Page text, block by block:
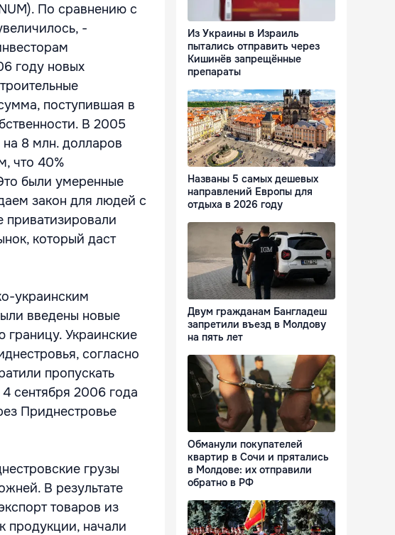
По сравнению с
-
году новых
поступившая в
В 2005
8 млн. долларов
что 40%
были умеренные
закон для людей с
который даст
украинским
введены новые
границу. Украинские
согласно
пропускать
сентября 2006 года
Приднестровье
грузы
В результате
товаров из
продукции, начали
Из Украины в Израиль
пытались отправить через
Кишинёв запрещённые
препараты
Названы 5 самых дешевых
направлений Европы для
отдыха в 2026 году
Двум гражданам Бангладеш
запретили въезд в Молдову
на пять лет
Обманули покупателей
квартир в Сочи и прятались
в Молдове: их отправили
обратно в РФ